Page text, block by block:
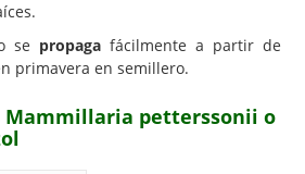
se propaga fácilmente a partir de
primavera en semillero.
Mammillaria petterssonii o